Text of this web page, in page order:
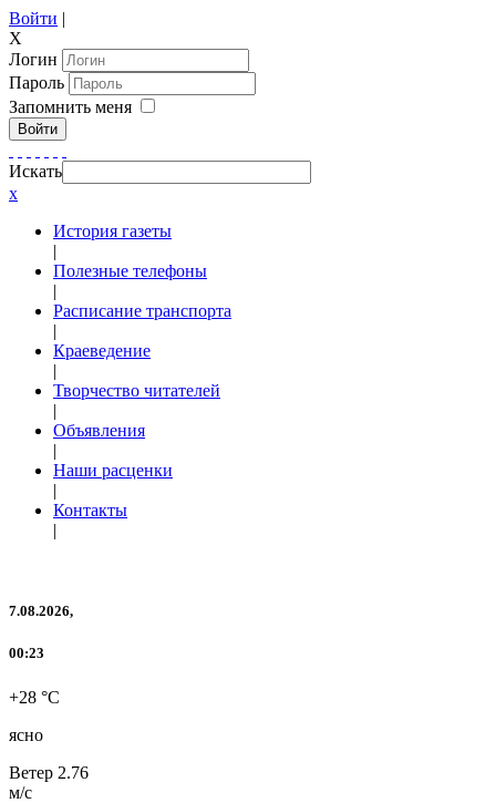
Войти |
X
Логин
Пароль
Запомнить меня
Войти
Искать
x
История газеты
|
Полезные телефоны
|
Расписание транспорта
|
Краеведение
|
Творчество читателей
|
Объявления
|
Наши расценки
|
Контакты
|
7.08.2026,
00:23
+28 °C
ясно
Ветер 2.76
м/с